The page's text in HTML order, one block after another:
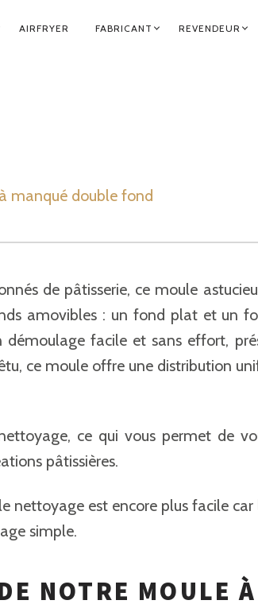
AIRFRYER FABRICANT REVENDEUR
manqué double fond
de pâtisserie, ce moule
amovibles : un fond plat et un
facile et sans effort,
ce moule offre une distribution
ce qui vous permet de
pâtissières.
est encore plus facile car
simple.
NOTRE MOULE